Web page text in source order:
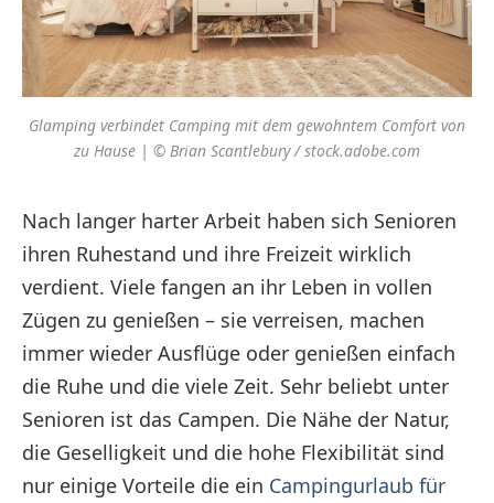
Glamping verbindet Camping mit dem gewohntem Comfort von
zu Hause | © Brian Scantlebury / stock.adobe.com
Nach langer harter Arbeit haben sich Senioren
ihren Ruhestand und ihre Freizeit wirklich
verdient. Viele fangen an ihr Leben in vollen
Zügen zu genießen – sie verreisen, machen
immer wieder Ausflüge oder genießen einfach
die Ruhe und die viele Zeit. Sehr beliebt unter
Senioren ist das Campen. Die Nähe der Natur,
die Geselligkeit und die hohe Flexibilität sind
nur einige Vorteile die ein Campingurlaub für